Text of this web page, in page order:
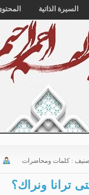
السيرة الذاتية
:كلمات ومحاضرات
ترانا ونراك؟